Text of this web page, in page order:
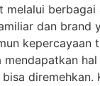
dan brand